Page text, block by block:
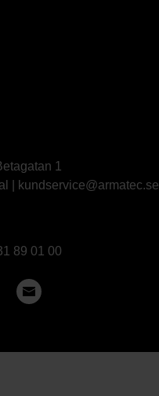
1
|
kundservice@armatec.se
89 01 00